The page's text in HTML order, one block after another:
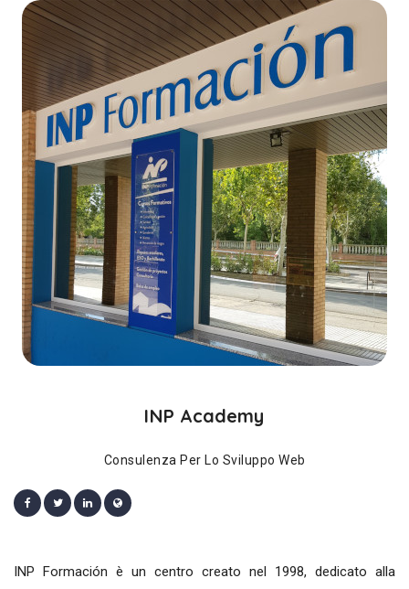
INP Academy
Consulenza Per Lo Sviluppo Web
INP Formación è un centro creato nel 1998, dedicato alla